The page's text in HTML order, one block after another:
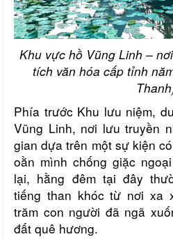
Khu vực hồ Vũng Linh –
tích văn hóa cấp tỉnh
Phía trước Khu lưu niệm,
Vũng Linh, nơi lưu truyền
gian dựa trên một sự kiện
oằn mình chống giặc
lại, hằng đêm tại đây
tiếng than khóc từ nơi xa
trăm con người đã ngã
đất quê hương.